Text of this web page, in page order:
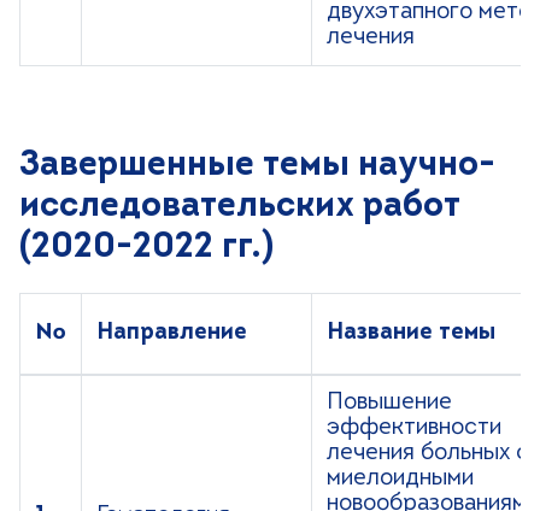
двухэтапного
лечения
Завершенные темы научно-
исследовательских работ
(2020-2022 гг.)
№ Направление Название темы
Повышение
эффективности
лечения больных с
миелоидными
новообразованиями